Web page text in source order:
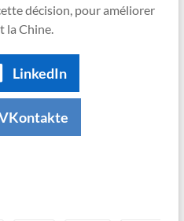
décision, pour améliorer
la Chine.
LinkedIn